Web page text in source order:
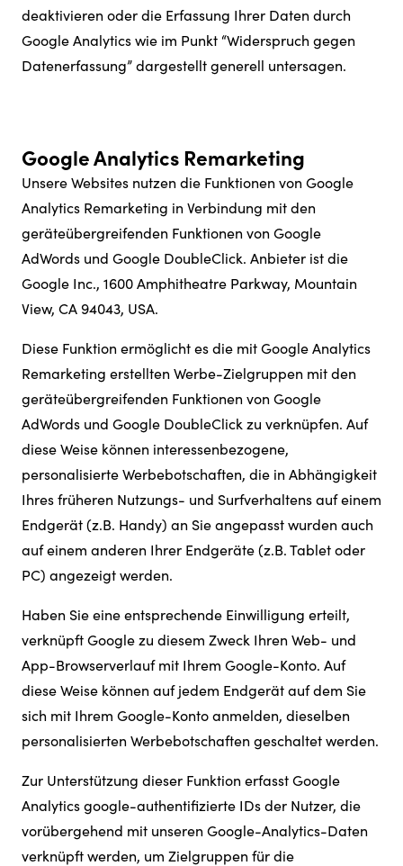
deaktivieren oder die Erfassung Ihrer Daten durch
Google Analytics wie im Punkt “Widerspruch gegen
Datenerfassung” dargestellt generell untersagen.
Google Analytics Remarketing
Unsere Websites nutzen die Funktionen von Google
Analytics Remarketing in Verbindung mit den
geräteübergreifenden Funktionen von Google
AdWords und Google DoubleClick. Anbieter ist die
Google Inc., 1600 Amphitheatre Parkway, Mountain
View, CA 94043, USA.
Diese Funktion ermöglicht es die mit Google Analytics
Remarketing erstellten Werbe-Zielgruppen mit den
geräteübergreifenden Funktionen von Google
AdWords und Google DoubleClick zu verknüpfen. Auf
diese Weise können interessenbezogene,
personalisierte Werbebotschaften, die in Abhängigkeit
Ihres früheren Nutzungs- und Surfverhaltens auf einem
Endgerät (z.B. Handy) an Sie angepasst wurden auch
auf einem anderen Ihrer Endgeräte (z.B. Tablet oder
PC) angezeigt werden.
Haben Sie eine entsprechende Einwilligung erteilt,
verknüpft Google zu diesem Zweck Ihren Web- und
App-Browserverlauf mit Ihrem Google-Konto. Auf
diese Weise können auf jedem Endgerät auf dem Sie
sich mit Ihrem Google-Konto anmelden, dieselben
personalisierten Werbebotschaften geschaltet werden.
Zur Unterstützung dieser Funktion erfasst Google
Analytics google-authentifizierte IDs der Nutzer, die
vorübergehend mit unseren Google-Analytics-Daten
verknüpft werden, um Zielgruppen für die